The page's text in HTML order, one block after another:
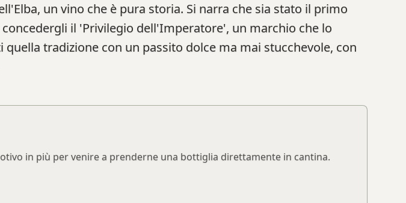
un vino che è pura storia. Si narra che sia stato il primo
il 'Privilegio dell'Imperatore', un marchio che lo
tradizione con un passito dolce ma mai stucchevole, con
in più per venire a prenderne una bottiglia direttamente in cantina.